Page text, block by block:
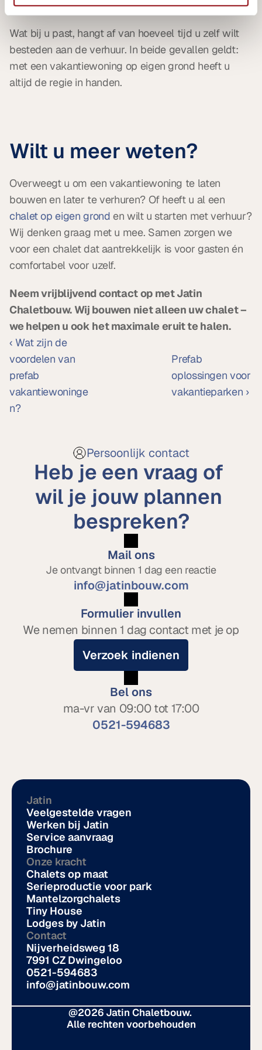
en communicatie met gasten.
Wat bij u past, hangt af van hoeveel tijd u zelf wilt
besteden aan de verhuur. In beide gevallen geldt:
met een vakantiewoning op eigen grond heeft u
altijd de regie in handen.
Wilt u meer weten?
Overweegt u om een vakantiewoning te laten
chalet op eigen grond en wilt u starten met verhuur?
Wij denken graag met u mee. Samen zorgen we
voor een chalet dat aantrekkelijk is voor gasten én
comfortabel voor uzelf.
Neem vrijblijvend contact op met Jatin
Chaletbouw. Wij bouwen niet alleen uw chalet –
we helpen u ook het maximale eruit te halen.
‹ Wat zijn de
voordelen van
prefab
vakantiewoninge
n?
Prefab
oplossingen voor
vakantieparken ›
Persoonlijk contact
Heb je een vraag of
wil je jouw plannen
bespreken?
Mail ons
Je ontvangt binnen 1 dag een reactie
info@jatinbouw.com
Formulier invullen
We nemen binnen 1 dag contact met je op
Verzoek indienen
Bel ons
ma-vr van 09:00 tot 17:00
0521-594683
Jatin
Veelgestelde vragen
Werken bij Jatin
Service aanvraag
Brochure
Onze kracht
Chalets op maat
Serieproductie voor park
Mantelzorgchalets
Tiny House
Lodges by Jatin
Contact
Nijverheidsweg 18
7991 CZ Dwingeloo
0521-594683
info@jatinbouw.com
@2026 Jatin Chaletbouw.
Alle rechten voorbehouden